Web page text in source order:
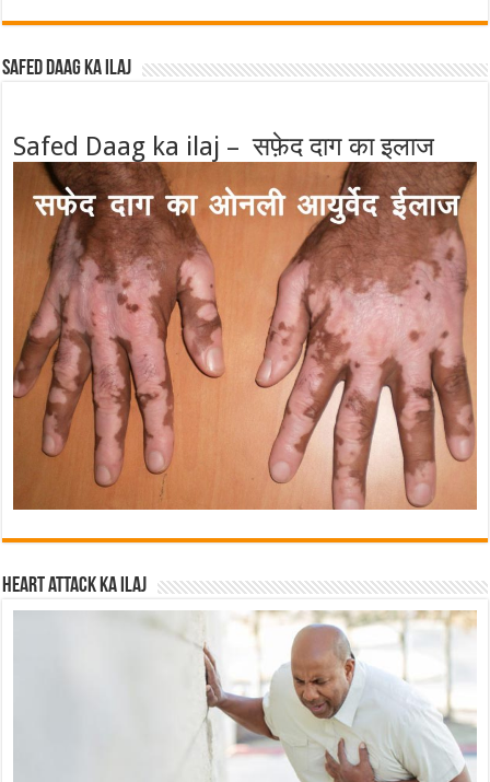
Safed Daag ka ilaj
Safed Daag ka ilaj – सफ़ेद दाग का इलाज
Heart attack ka ilaj